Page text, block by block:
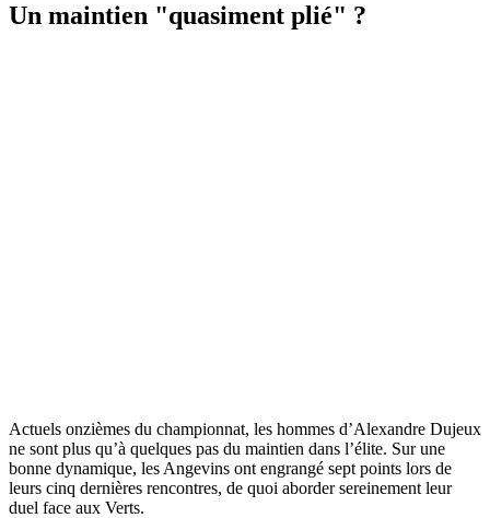
Un maintien "quasiment plié" ?
Actuels onzièmes du championnat, les hommes d’Alexandre Dujeux
ne sont plus qu’à quelques pas du maintien dans l’élite. Sur une
bonne dynamique, les Angevins ont engrangé sept points lors de
leurs cinq dernières rencontres, de quoi aborder sereinement leur
duel face aux Verts.